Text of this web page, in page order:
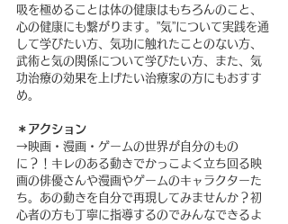
吸を極めることは体の健康はもちろんのこと、
心の健康にも繋がります。”気”について実践を通
して学びたい方、気功に触れたことのない方、
武術と気の関係について学びたい方、また、気
功治療の効果を上げたい治療家の方にもおすす
め。
＊アクション
→映画・漫画・ゲームの世界が自分のもの
に？！キレのある動きでかっこよく立ち回る映
画の俳優さんや漫画やゲームのキャラクターた
ち。あの動きを自分で再現してみませんか？初
心者の方も丁寧に指導するのでみんなできるよ